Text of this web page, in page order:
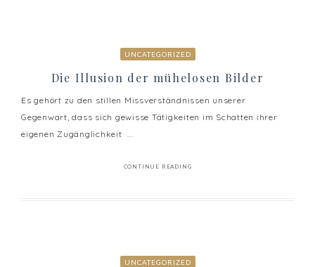
UNCATEGORIZED
Die Illusion der mühelosen Bilder
Es gehört zu den stillen Missverständnissen unserer
Gegenwart, dass sich gewisse Tätigkeiten im Schatten ihrer
eigenen Zugänglichkeit ...
CONTINUE READING
UNCATEGORIZED